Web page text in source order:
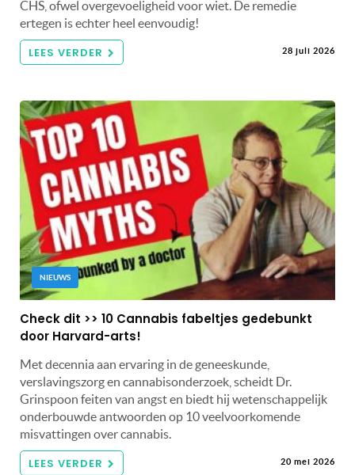
CHS, ofwel overgevoeligheid voor wiet. De remedie
ertegen is echter heel eenvoudig!
LEES VERDER 28 juli 2026
NIEUWS
Check dit >> 10 Cannabis fabeltjes gedebunkt
door Harvard-arts!
Met decennia aan ervaring in de geneeskunde,
verslavingszorg en cannabisonderzoek, scheidt Dr.
Grinspoon feiten van angst en biedt hij wetenschappelijk
onderbouwde antwoorden op 10 veelvoorkomende
misvattingen over cannabis.
LEES VERDER 20 mei 2026